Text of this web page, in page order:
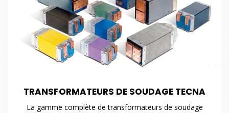
TRANSFORMATEURS DE SOUDAGE TECNA
La gamme complète de transformateurs de soudage